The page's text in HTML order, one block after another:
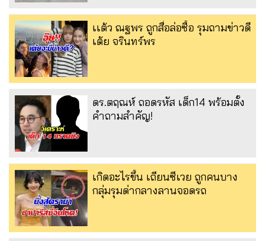
เเต้ว ณฐพร ถูกสื่อล่อซื้อ รุมถามข่าวดี
เต้ย จรินทร์พร
ดร.ตฤณห์ ถอดรหัส เด็ก14 พร้อมตั้ง
คำถามสำคัญ!
เกิดอะไรขึ้น เถียนซีเวย ถูกคนบาง
กลุ่มรุมด่ากลางลานจอดรถ